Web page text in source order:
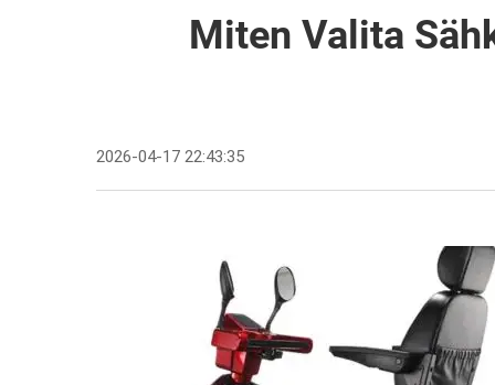
Miten Valita
2026-04-17 22:43:35